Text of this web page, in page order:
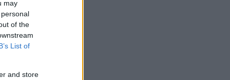
may
of the
List of
and store